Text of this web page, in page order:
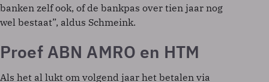
banken zelf ook, of de bankpas over tien jaar nog
wel bestaat”, aldus Schmeink.
Proef ABN AMRO en HTM
Als het al lukt om volgend jaar het betalen via